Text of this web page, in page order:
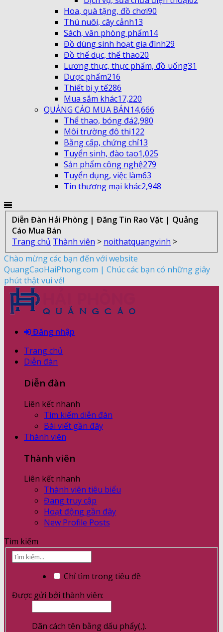
Hoa, quà tặng, đồ chơi90
Thú nuôi, cây cảnh13
Sách, văn phòng phẩm14
Đồ dùng sinh hoạt gia đình29
Đồ thể dục, thể thao20
Lương thực, thực phẩm, đồ uống31
Dược phẩm216
Thiết bị y tế286
Mua sắm khác17,220
QUẢNG CÁO MUA BÁN14,666
Thể thao, bóng đá2,980
Môi trường đô thị122
Bằng cấp, chứng chỉ13
Tuyển sinh, đào tạo1,025
Sản phẩm công nghệ279
Tuyển dụng, việc làm63
Tin thương mại khác2,948
Diễn Đàn Hải Phòng | Đăng Tin Rao Vặt | Quảng
Cáo Mua Bán
Trang chủ Thành viên > noithatquangvinh >
Chào mừng các bạn đến với website
QuangCaoHaiPhong.com | Chúc các bạn có những giây
phút thật vui vẻ!
Đăng nhập
Trang chủ
Diễn đàn
Diễn đàn
Liên kết nhanh
Tìm kiếm diễn đàn
Bài viết gần đây
Thành viên
Thành viên
Liên kết nhanh
Thành viên tiêu biểu
Đang truy cập
Hoạt động gần đây
New Profile Posts
Tìm kiếm
Chỉ tìm trong tiêu đề
Được gửi bởi thành viên:
Dãn cách tên bằng dấu phẩy(,).